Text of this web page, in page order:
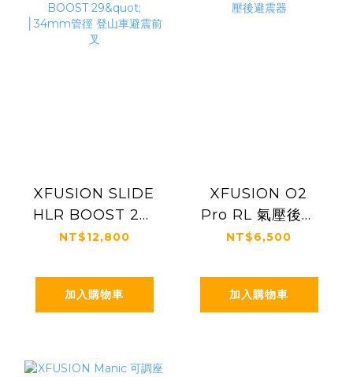
XFUSION SLIDE
HLR BOOST 29"
│34mm管徑 登山
NT$12,800
加入購物車
XFUSION O2
Pro RL 氣壓後避
震器
NT$6,500
加入購物車